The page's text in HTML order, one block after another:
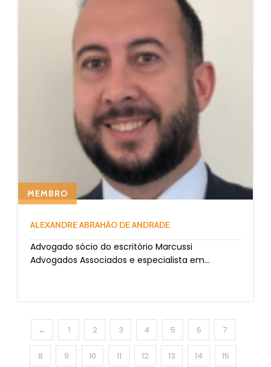
MEMBRO
ALEXANDRE ABRAHÃO DE ANDRADE
Advogado sócio do escritório Marcussi
Advogados Associados e especialista em...
← 1 2 3 4 5 6 7
8 9 10 11 12 13 14 15